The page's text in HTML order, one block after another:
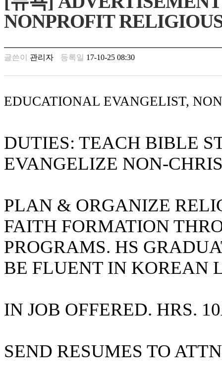
찾
기
은
링
크
주
체
출
장
안
브
약
국
주
소
야
우
즐
아
탑-
리
지
NONPROFIT
글쓴이 관리자 등록일 17-10-25 08:30
EDUCATIONAL EVANGELIST,
DUTIES: TEACH BIBLE
EVANGELIZE NON-
PLAN & ORGANIZE
FAITH FORMATION
PROGRAMS. HS
BE FLUENT IN KOREAN
IN JOB OFFERED. HRS.
SEND RESUMES TO